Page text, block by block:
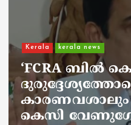
kerala news
ജനകീയ
നഴ്സിന്
അണലിയുടെ
ഡ്യൂട്ടിക്കിടെ